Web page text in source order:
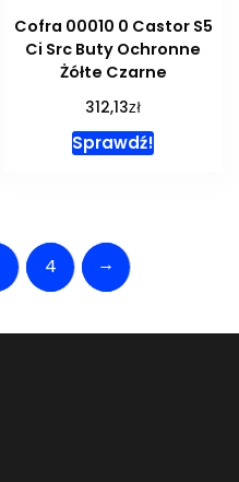
Cofra 00010 0 Castor S5
Ci Src Buty Ochronne
Żółte Czarne
312,13zł
Sprawdź!
4 →